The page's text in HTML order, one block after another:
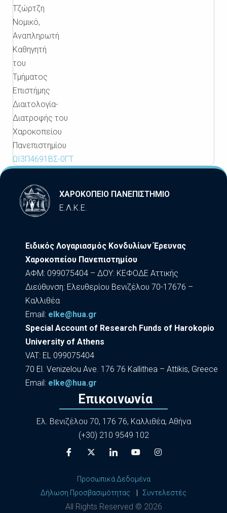
Τζώρτζη
Νομικό,
Αναπληρωτή
Καθηγητή
του
Τμήματος
Επιστήμης
Διαιτολογία-
Διατροφής του
Χαροκοπείου
Πανεπιστημίου
ΩΙ3Π4691ΒΣ-0ΓΤ
ΧΑΡΟΚΟΠΕΙΟ ΠΑΝΕΠΙΣΤΗΜΙΟ
Ε.Λ.Κ.Ε.
Ειδικός Λογαριασμός Κονδυλίων Έρευνας
Χαροκοπείου Πανεπιστημίου
ΑΦΜ: 099075404 – ΔΟΥ: ΚΕΦΟΔΕ Αττικής
Διεύθυνση: Ελευθερίου Βενιζέλου 70-17676 –
Καλλιθέα
Εmail: elke@hua.gr
Special Account of Research Funds of Harokopio
University of Athens
VAT: EL 099075404
70 El. Venizelou Ave. 176 76 Kallithea – Attikis, Greece
Εmail: elke@hua.gr
Επικοινωνία
Ελ. Βενιζέλου 70, 176 76, Καλλιθέα, Αθήνα
(+30) 210 9549 102
Προσωπικά Δεδομένα
Δήλωση Προσβασιμότητας
Συντελεστές
All Rights Reserved © 2026